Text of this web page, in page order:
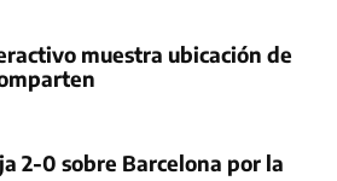
muestra ubicación de
2-0 sobre Barcelona por la